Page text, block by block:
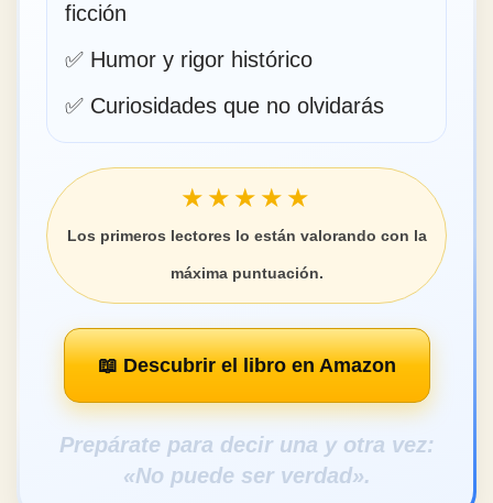
ficción
✅ Humor y rigor histórico
✅ Curiosidades que no olvidarás
★★★★★
Los primeros lectores lo están valorando con la
máxima puntuación.
📖 Descubrir el libro en Amazon
Prepárate para decir una y otra vez:
«No puede ser verdad».